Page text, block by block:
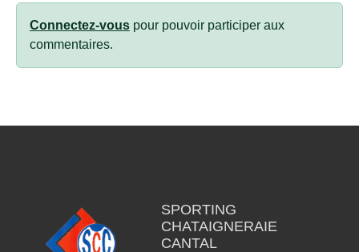
Connectez-vous pour pouvoir participer aux
commentaires.
SPORTING
CHATAIGNERAIE
CANTAL